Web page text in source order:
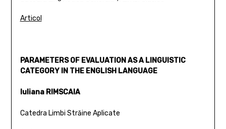
Articol
PARAMETERS OF EVALUATION AS A LINGUISTIC
CATEGORY IN THE ENGLISH LANGUAGE
Iuliana RIMSCAIA
Catedra Limbi Străine Aplicate